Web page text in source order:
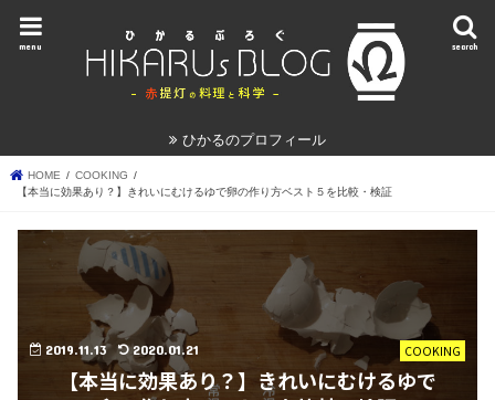
search
menu
ひかるのプロフィール
HOME
COOKING
【本当に効果あり？】きれいにむけるゆで卵の作り方ベスト５を比較・検証
COOKING
2019.11.13 2020.01.21
【本当に効果あり？】きれいにむけるゆで